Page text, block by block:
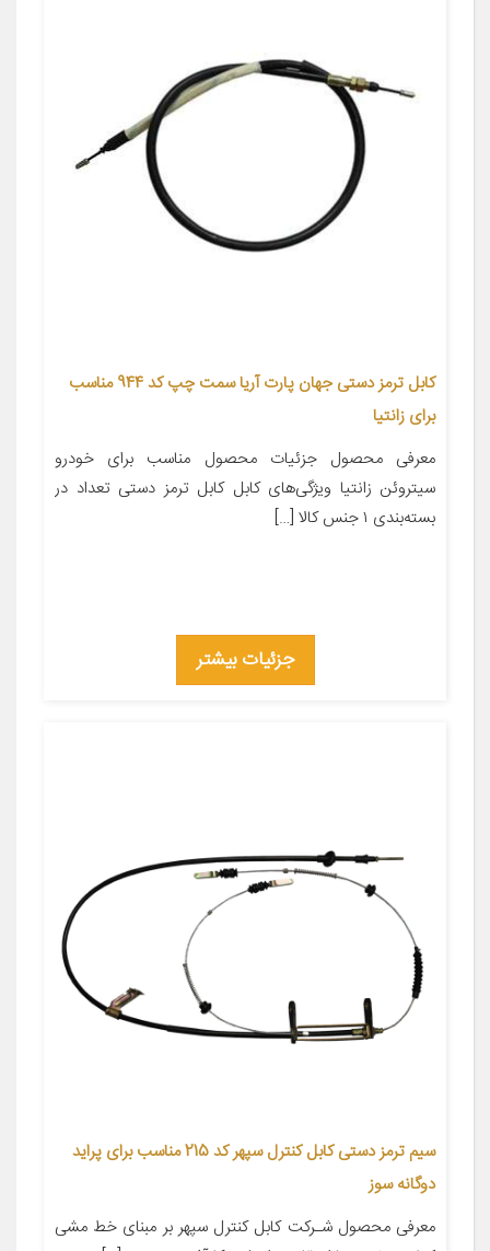
کابل ترمز دستی جهان پارت آریا سمت چپ کد 944 مناسب
برای زانتیا
معرفی محصول جزئیات محصول مناسب برای خودرو
سیتروئن زانتیا ویژگی‌های کابل کابل ترمز دستی تعداد در
بسته‌بندی ۱ جنس کالا […]
جزئیات بیشتر
سیم ترمز دستی کابل کنترل سپهر کد 215 مناسب برای پراید
دوگانه سوز
معرفی محصول شـرکت کابل کنترل سپهر بر مبنای خط مشی